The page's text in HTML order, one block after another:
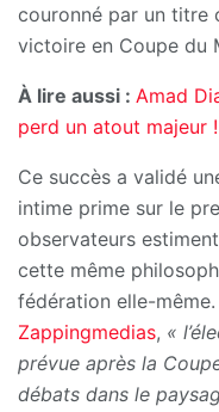
couronné par un titre
victoire en Coupe du
À lire aussi : Amad
perd un atout majeur !
Ce succès a validé
intime prime sur le
observateurs
cette même
fédération elle-
Zappingmedias, «
prévue après la
débats dans le